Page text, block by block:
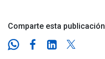
Comparte esta publicación